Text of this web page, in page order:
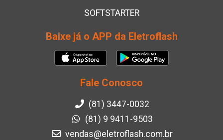
SOFTSTARTER
Baixe já o APP da Eletroflash
Fale Conosco
(81) 3447-0032
(81) 9 9411-9503
vendas@eletroflash.com.br